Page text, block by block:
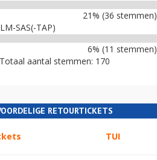
21% (36 stemmen)
SAS(-TAP)
6% (11 stemmen)
Totaal aantal stemmen: 170
RETOURTICKETS
TUI